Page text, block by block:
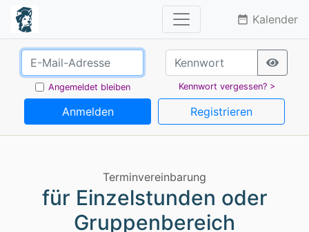
date_range Kalender
Angemeldet bleiben Kennwort vergessen? >
Anmelden Registrieren
Terminvereinbarung
für Einzelstunden oder
Gruppenbereich